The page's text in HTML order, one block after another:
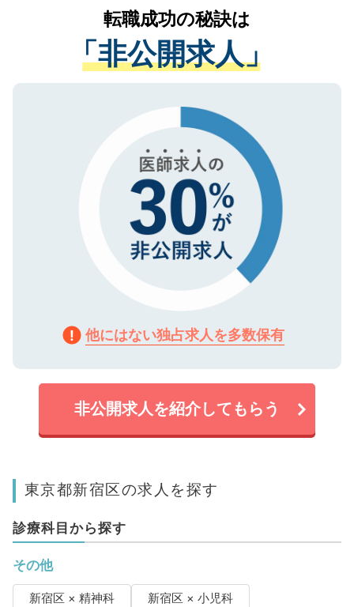
は、個人情報の取り扱いについての厳密な
管理基準を満たした事業者のみに付与され
る、プライバシーマークを取得済みです。
で、機密保持に関してもご安心ください。
かがいして、現在の医療機関の状況や紹介
経験をまじえながら、適切なアドバイスを
させていただきます。すぐにご転職をされ
ない方には、長期的なサポートが可能です
ので、まずはご登録ください。
転職成功の秘訣は
「非公開求人」
他にはない独占求人を多数保有
非公開求人を紹介してもらう
東京都新宿区の求人を探す
診療科目から探す
その他
新宿区 × 精神科
新宿区 × 小児科